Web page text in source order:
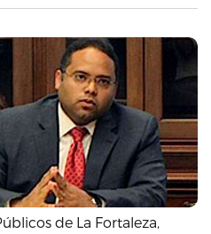
de La Fortaleza,